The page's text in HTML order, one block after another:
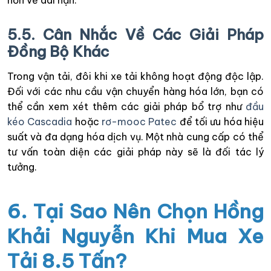
5.5. Cân Nhắc Về Các Giải Pháp
Đồng Bộ Khác
Trong vận tải, đôi khi xe tải không hoạt động độc lập.
Đối với các nhu cầu vận chuyển hàng hóa lớn, bạn có
thể cần xem xét thêm các giải pháp bổ trợ như đầu
kéo Cascadia hoặc rơ-mooc Patec để tối ưu hóa hiệu
suất và đa dạng hóa dịch vụ. Một nhà cung cấp có thể
tư vấn toàn diện các giải pháp này sẽ là đối tác lý
tưởng.
6. Tại Sao Nên Chọn Hồng
Khải Nguyễn Khi Mua Xe
Tải 8.5 Tấn?